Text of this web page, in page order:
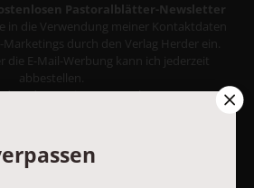
Pastoralblätter-Newsletter
in die Verwendung meiner Kontaktdaten
durch den Verlag Herder ein.
die E-Mail-Werbung kann ich jederzeit
abbestellen.
dass mein personenbezogenes
Über einen Link in Newsletter oder E-
Funktion jederzeit ausschalten.